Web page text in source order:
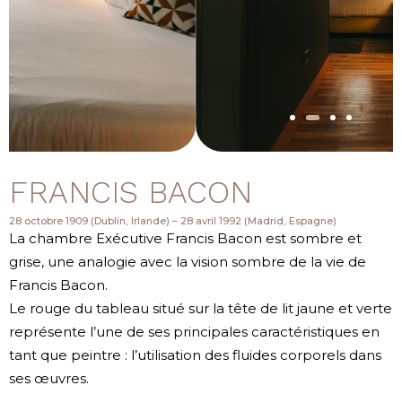
FRANCIS BACON
28 octobre 1909 (Dublin, Irlande) – 28 avril 1992 (Madrid, Espagne)
La chambre Exécutive Francis Bacon est sombre et
grise, une analogie avec la vision sombre de la vie de
Francis Bacon.
Le rouge du tableau situé sur la tête de lit jaune et verte
représente l’une de ses principales caractéristiques en
tant que peintre : l’utilisation des fluides corporels dans
ses œuvres.